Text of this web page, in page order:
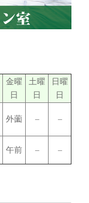
金曜
日
土曜
日
日曜
日
外薗 – –
午前 – –